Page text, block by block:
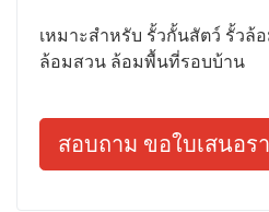
เหมาะสำหรับ รั้วกั้นสัตว์ รั้วล้
ล้อมสวน ล้อมพื้นที่รอบบ้าน
สอบถาม ขอใบเสนอร